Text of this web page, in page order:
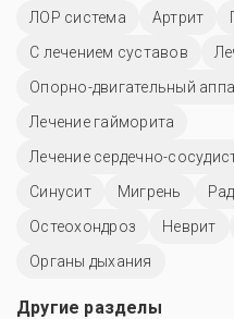
ЛОР система
Артрит
С лечением суставов
Опорно-двигательный
Лечение гайморита
Лечение сердечно-
Синусит
Мигрень
Остеохондроз
Неврит
Органы дыхания
Другие разделы